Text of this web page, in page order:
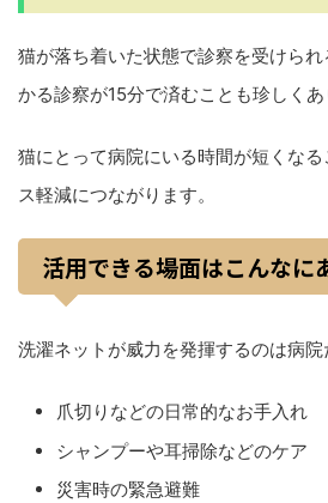
猫が落ち着いた状態で診察を受けら
かる診察が15分で済むことも珍しくあ
猫にとって病院にいる時間が短くな
ス軽減につながります。
活用できる場面はこんなに
洗濯ネットが威力を発揮するのは病院
爪切りなどの日常的なお手入れ
シャンプーや耳掃除などのケア
災害時の緊急避難